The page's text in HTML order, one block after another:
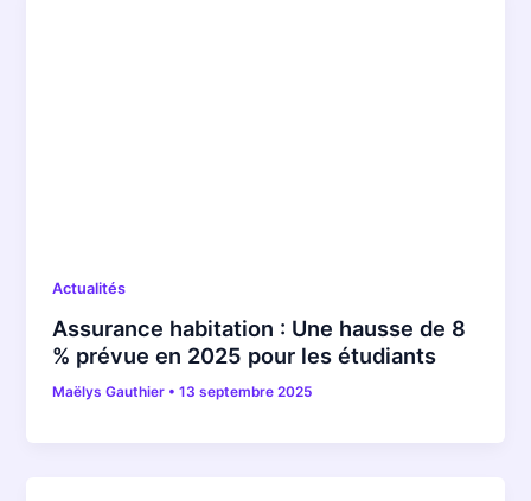
Actualités
Assurance habitation : Une hausse de 8
% prévue en 2025 pour les étudiants
Maëlys Gauthier •13 septembre 2025